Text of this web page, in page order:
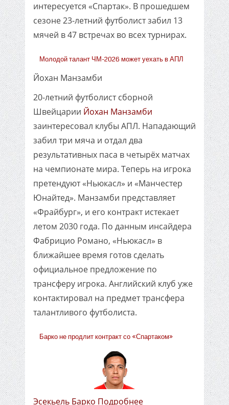
интересуется «Спартак». В прошедшем
сезоне 23-летний футболист забил 13
мячей в 47 встречах во всех турнирах.
Молодой талант ЧМ-2026 может уехать в АПЛ
Йохан Манзамби
20-летний футболист сборной
Швейцарии Йохан Манзамби
заинтересовал клубы АПЛ. Нападающий
забил три мяча и отдал два
результативных паса в четырёх матчах
на чемпионате мира. Теперь на игрока
претендуют «Ньюкасл» и «Манчестер
Юнайтед». Манзамби представляет
«Фрайбург», и его контракт истекает
летом 2030 года. По данным инсайдера
Фабрицио Романо, «Ньюкасл» в
ближайшее время готов сделать
официальное предложение по
трансферу игрока. Английский клуб уже
контактировал на предмет трансфера
талантливого футболиста.
Барко не продлит контракт со «Спартаком»
Эсекьель Барко Подробнее